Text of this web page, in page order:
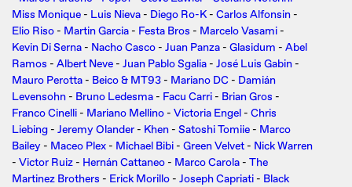
Miss Monique - Luis Nieva - Diego Ro-K- Carlos Alfonsin -
Elio Riso - Martin Garcia - Festa Bros - Marcelo Vasami -
Kevin Di Serna - Nacho Casco - Juan Panza - Glasidum - Abel
Ramos - Albert Neve - Juan Pablo Sgalia - José Luis Gabin -
Mauro Perotta - Beico & MT93 - Mariano DC - Damián
Levensohn - Bruno Ledesma - Facu Carri - Brian Gros -
Franco Cinelli - Mariano Mellino - Victoria Engel - Chris
Liebing - Jeremy Olander - Khen - Satoshi Tomiie - Marco
Bailey - Maceo Plex - Michael Bibi - Green Velvet - Nick Warren
- Victor Ruiz - Hernán Cattaneo - Marco Carola - The
Martinez Brothers - Erick Morillo - Joseph Capriati - Black